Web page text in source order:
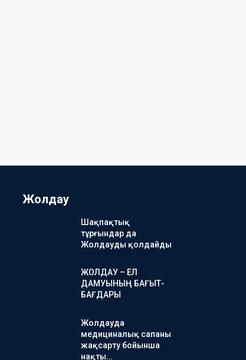
Жолдау
Шақпақтық
тұрғындар да
Жолдауды қолдайды
ЖОЛДАУ – ЕЛ
ДАМУЫНЫҢ БАҒЫТ-
БАҒДАРЫ
Жолдауда
медициналық сапаны
жақсарту бойынша
нақты…